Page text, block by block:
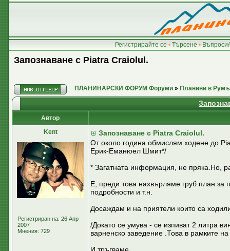
Регистрирайте се • Търсене •
Запознаване с Piatra Craiolul.
ПЛАНИНАРСКИ ФОРУМ Форуми » Планини в
Автор
Kent
Регистриран на: 26 Апр
2007
Мнения: 729
Запознаване с Piatra Craiolul.
От около година обмислям ходене до
Ерик-Еманюел Шмит*/
* Загатната информация, не пряка.Но,
Е, преди това нахвърляме груб план за
подробности и т.н.
Досаждам и на приятели които са
/Докато се умува - се изпиват 2 литра
варненско заведение .Това в рамките